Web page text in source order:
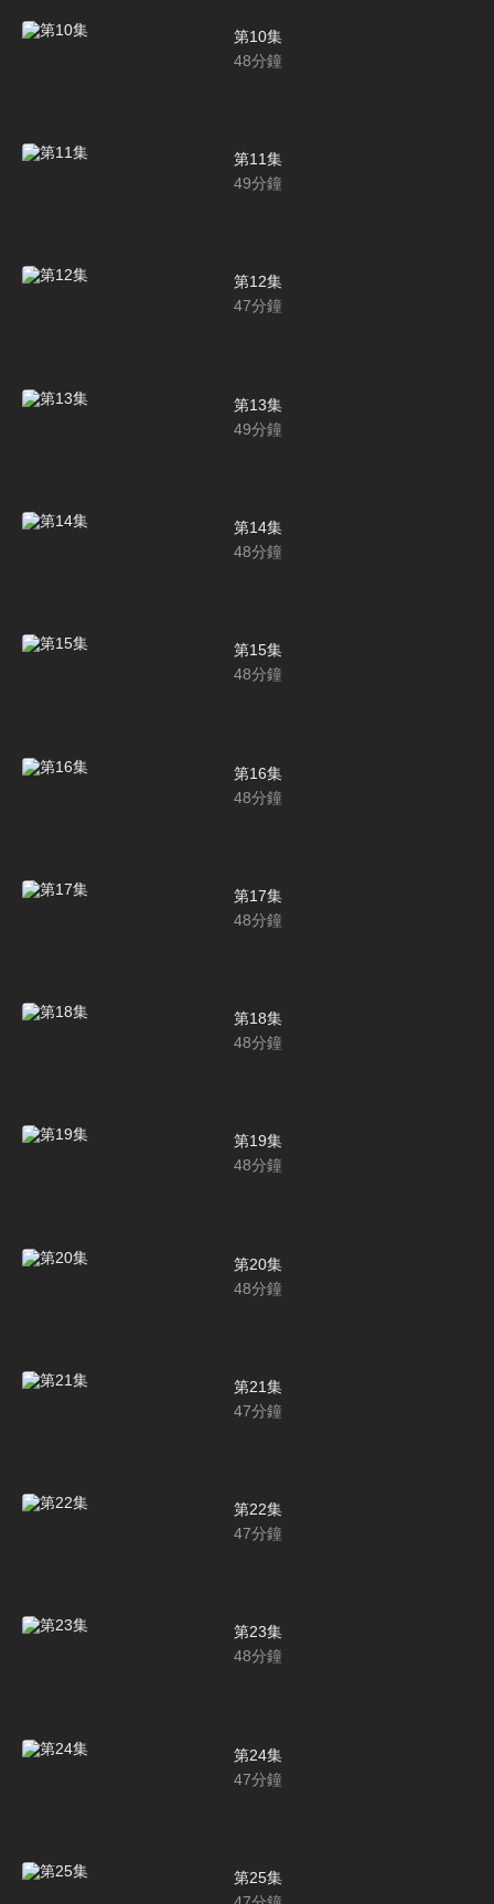
第10集
48分鐘
第11集
49分鐘
第12集
47分鐘
第13集
49分鐘
第14集
48分鐘
第15集
48分鐘
第16集
48分鐘
第17集
48分鐘
第18集
48分鐘
第19集
48分鐘
第20集
48分鐘
第21集
47分鐘
第22集
47分鐘
第23集
48分鐘
第24集
47分鐘
第25集